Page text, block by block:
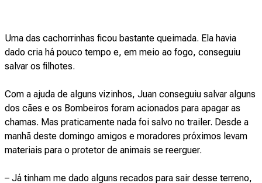
Uma das cachorrinhas ficou bastante queimada. Ela havia
dado cria há pouco tempo e, em meio ao fogo, conseguiu
salvar os filhotes.
Com a ajuda de alguns vizinhos, Juan conseguiu salvar alguns
dos cães e os Bombeiros foram acionados para apagar as
chamas. Mas praticamente nada foi salvo no trailer. Desde a
manhã deste domingo amigos e moradores próximos levam
materiais para o protetor de animais se reerguer.
– Já tinham me dado alguns recados para sair desse terreno,